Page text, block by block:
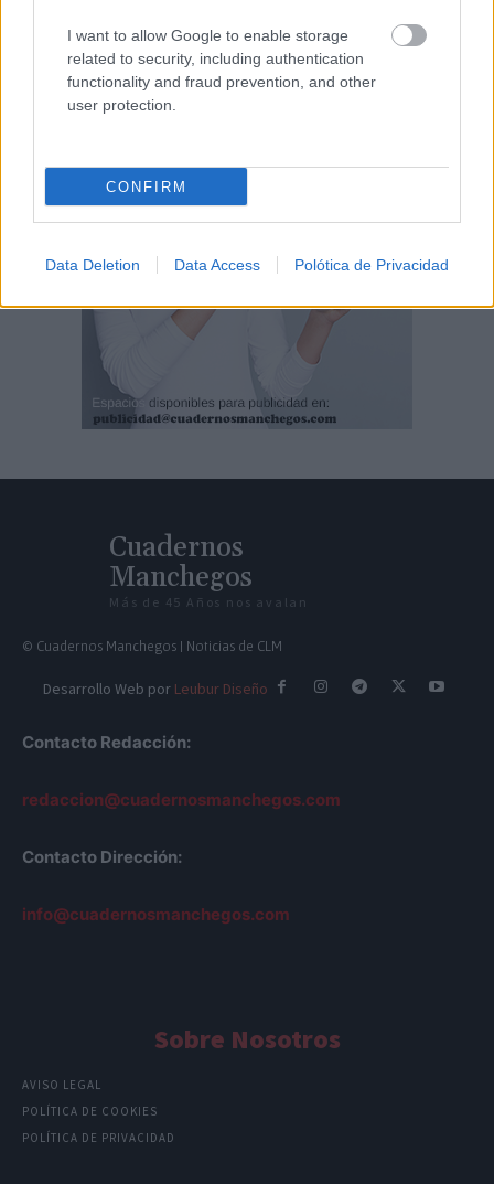
I want to allow Google to enable storage
related to security, including authentication
functionality and fraud prevention, and other
user protection.
CONFIRM
Data Deletion Data Access Polótica de Privacidad
Cuadernos
Manchegos
Más de 45 Años nos avalan
© Cuadernos Manchegos | Noticias de CLM
Desarrollo Web por Leubur Diseño
Contacto Redacción:
redaccion@cuadernosmanchegos.com
Contacto Dirección:
info@cuadernosmanchegos.com
Sobre Nosotros
AVISO LEGAL
POLÍTICA DE COOKIES
POLÍTICA DE PRIVACIDAD